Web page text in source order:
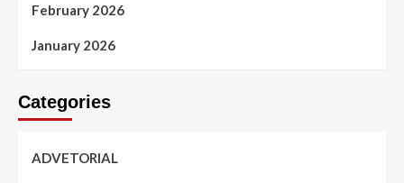
February 2026
January 2026
Categories
ADVETORIAL